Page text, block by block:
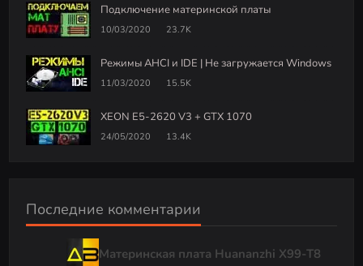
Подключение материнской платы
10/03/2020 23.7K
Режимы AHCI и IDE | Не загружается Windows
11/03/2020 15.5K
XEON E5-2620 V3 + GTX 1070
24/05/2020 13.4K
Последние комментарии
Материнская плата Huananzhi X99-T8